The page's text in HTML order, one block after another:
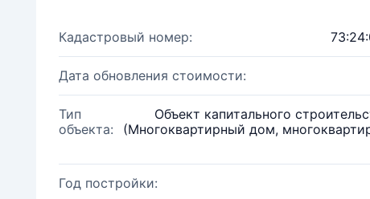
Кадастровый номер:
Дата обновления стоимости:
Тип
объекта:
Объект капитального
(Многоквартирный дом,
Год постройки: